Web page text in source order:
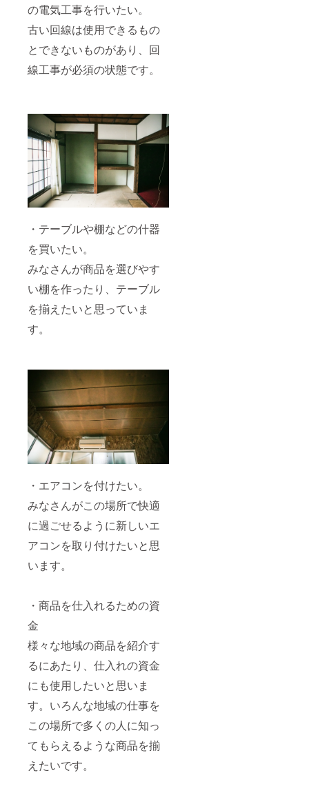
の電気工事を行いたい。
古い回線は使用できるもの
とできないものがあり、回
線工事が必須の状態です。
・テーブルや棚などの什器
を買いたい。
みなさんが商品を選びやす
い棚を作ったり、テーブル
を揃えたいと思っていま
す。
・エアコンを付けたい。
みなさんがこの場所で快適
に過ごせるように新しいエ
アコンを取り付けたいと思
います。
・商品を仕入れるための資
金
様々な地域の商品を紹介す
るにあたり、仕入れの資金
にも使用したいと思いま
す。いろんな地域の仕事を
この場所で多くの人に知っ
てもらえるような商品を揃
えたいです。